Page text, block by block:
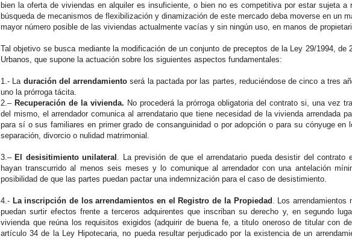
bien la oferta de viviendas en alquiler es insuficiente, o bien no es competitiva por estar sujeta
búsqueda de mecanismos de flexibilización y dinamización de este mercado deba moverse en un
mayor número posible de las viviendas actualmente vacías y sin ningún uso, en manos de
Tal objetivo se busca mediante la modificación de un conjunto de preceptos de la Ley 29/1994, de
Urbanos, que supone la actuación sobre los siguientes aspectos fundamentales:
1.- La duración del arrendamiento será la pactada por las partes, reduciéndose de cinco a tres
uno la prórroga tácita.
2.–Recuperación de la vivienda. No procederá la prórroga obligatoria del contrato si, una vez
del mismo, el arrendador comunica al arrendatario que tiene necesidad de la vivienda arrendada
para sí o sus familiares en primer grado de consanguinidad o por adopción o para su cónyuge en
separación, divorcio o nulidad matrimonial.
3.– El desisitimiento unilateral . La previsión de que el arrendatario pueda desistir del contrato
hayan transcurrido al menos seis meses y lo comunique al arrendador con una antelación
posibilidad de que las partes puedan pactar una indemnización para el caso de desistimiento.
4.- La inscripción de los arrendamientos en el Registro de la Propiedad . Los arrendamientos
puedan surtir efectos frente a terceros adquirentes que inscriban su derecho y, en segundo
vivienda que reúna los requisitos exigidos (adquirir de buena fe, a titulo oneroso de titular con
artículo 34 de la Ley Hipotecaria, no pueda resultar perjudicado por la existencia de un